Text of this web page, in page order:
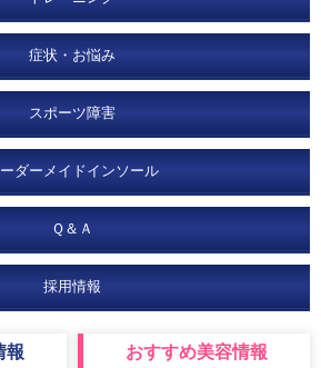
症状・お悩み
スポーツ障害
ダーメイドインソール
Ｑ＆Ａ
採用情報
報 おすすめ美容情報